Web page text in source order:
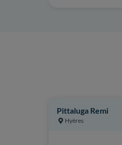
Pittaluga Remi
Hyères